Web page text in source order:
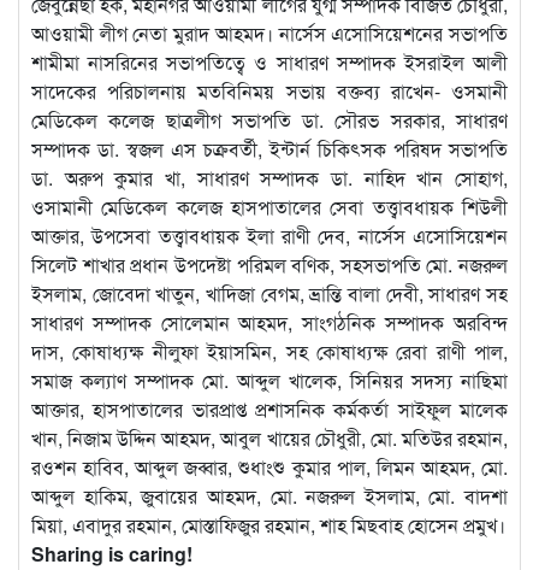
আওয়ামী লীগ নেতা মুরাদ আহমদ। নার্সেস এসোসিয়েশনের সভাপতি
শামীমা নাসরিনের সভাপতিত্বে ও সাধারণ সম্পাদক ইসরাইল আলী
সাদেকের পরিচালনায় মতবিনিময় সভায় বক্তব্য রাখেন- ওসমানী
মেডিকেল কলেজ ছাত্রলীগ সভাপতি ডা. সৌরভ সরকার, সাধারণ
সম্পাদক ডা. স্বজল এস চক্রবর্তী, ইন্টার্ন চিকিৎসক পরিষদ সভাপতি
ডা. অরুপ কুমার খা, সাধারণ সম্পাদক ডা. নাহিদ খান সোহাগ,
ওসামানী মেডিকেল কলেজ হাসপাতালের সেবা তত্ত্বাবধায়ক শিউলী
আক্তার, উপসেবা তত্ত্বাবধায়ক ইলা রাণী দেব, নার্সেস এসোসিয়েশন
সিলেট শাখার প্রধান উপদেষ্টা পরিমল বণিক, সহসভাপতি মো. নজরুল
ইসলাম, জোবেদা খাতুন, খাদিজা বেগম, ভ্রান্তি বালা দেবী, সাধারণ সহ
সাধারণ সম্পাদক সোলেমান আহমদ, সাংগঠনিক সম্পাদক অরবিন্দ
দাস, কোষাধ্যক্ষ নীলুফা ইয়াসমিন, সহ কোষাধ্যক্ষ রেবা রাণী পাল,
সমাজ কল্যাণ সম্পাদক মো. আব্দুল খালেক, সিনিয়র সদস্য নাছিমা
আক্তার, হাসপাতালের ভারপ্রাপ্ত প্রশাসনিক কর্মকর্তা সাইফুল মালেক
খান, নিজাম উদ্দিন আহমদ, আবুল খায়ের চৌধুরী, মো. মতিউর রহমান,
রওশন হাবিব, আব্দুল জব্বার, শুধাংশু কুমার পাল, লিমন আহমদ, মো.
আব্দুল হাকিম, জুবায়ের আহমদ, মো. নজরুল ইসলাম, মো. বাদশা
মিয়া, এবাদুর রহমান, মোস্তাফিজুর রহমান, শাহ মিছবাহ হোসেন প্রমুখ।
Sharing is caring!